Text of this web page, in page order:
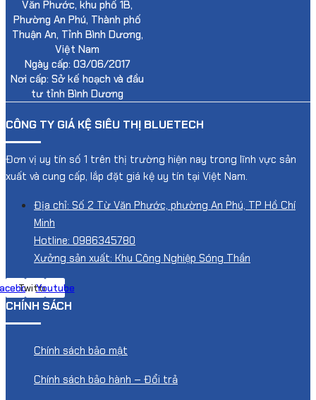
Văn Phước, khu phố 1B,
Phường An Phú, Thành phố
Thuận An, Tỉnh Bình Dương,
Việt Nam
Ngày cấp: 03/06/2017
Nơi cấp: Sở kế hoạch và đầu
tư tỉnh Bình Dương
CÔNG TY GIÁ KỆ SIÊU THỊ BLUETECH
Đơn vị uy tín số 1 trên thị trường hiện nay trong lĩnh vực sản
xuất và cung cấp, lắp đặt giá kệ uy tín tại Việt Nam.
Địa chỉ: Số 2 Từ Văn Phước, phường An Phú, TP Hồ Chí
Minh
Hotline: 0986345780
Xưởng sản xuất: Khu Công Nghiệp Sóng Thần
TwitterYoutube
CHÍNH SÁCH
Chính sách bảo mật
Chính sách bảo hành – Đổi trả